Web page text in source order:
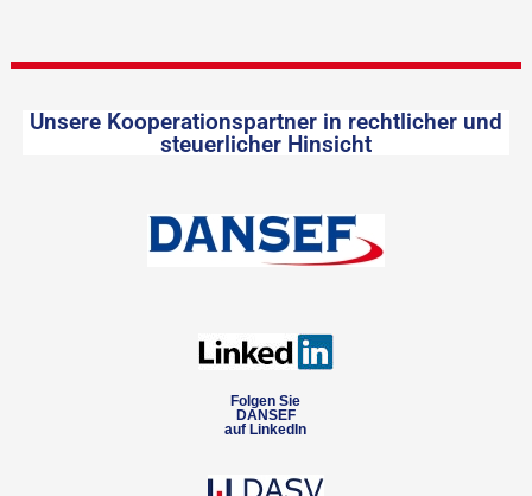
Unsere Kooperationspartner in rechtlicher und
steuerlicher Hinsicht
Folgen Sie
DANSEF
auf LinkedIn